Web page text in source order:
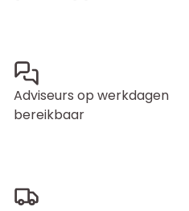
Adviseurs op werkdagen
bereikbaar